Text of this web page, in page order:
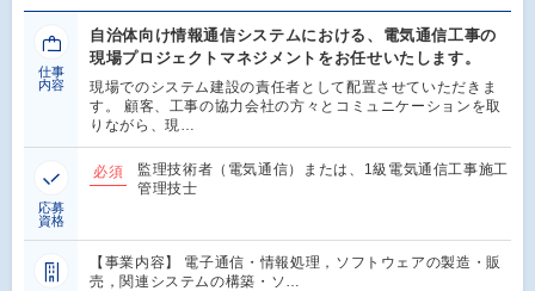
仕事
内容
自治体向け情報通信システムにおける、電気通信工事の
現場プロジェクトマネジメントをお任せいたします。
現場でのシステム建設の責任者として配置させていただきま
す。 顧客、工事の協力会社の方々とコミュニケーションを取
りながら、現…
応募
資格
必須
監理技術者（電気通信）または、1級電気通信工事施工
管理技士
【事業内容】 電子通信・情報処理，ソフトウェアの製造・販
売，関連システムの構築・ソ…